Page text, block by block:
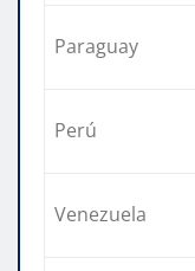
Paraguay
Perú
Venezuela